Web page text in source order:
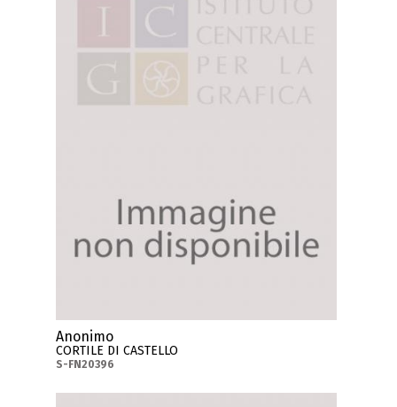
Anonimo
CORTILE DI CASTELLO
S-FN20396